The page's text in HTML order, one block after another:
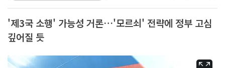
'제3국 소행' 가능성 거론…'모르쇠' 전략에 정부 고심
깊어질 듯